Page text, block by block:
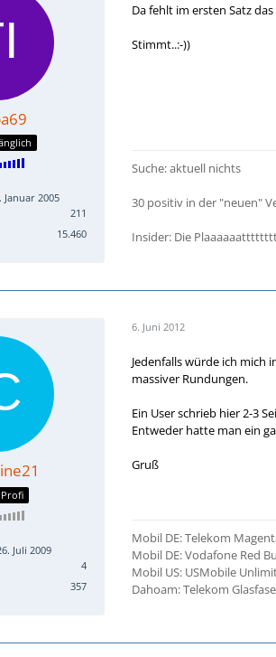
Januar 2005
211
15.460
Da fehlt im ersten Satz
Stimmt..:-))
Suche: aktuell nichts
30 positiv in der "neuen"
Insider: Die
Juli 2009
4
357
6. Juni 2012
Jedenfalls würde ich mich
massiver Rundungen.
Ein User schrieb hier 2-3
Entweder hatte man ein
Gruß
Mobil DE: Telekom
Mobil DE: Vodafone Red
Mobil US: USMobile
Dahoam: Telekom